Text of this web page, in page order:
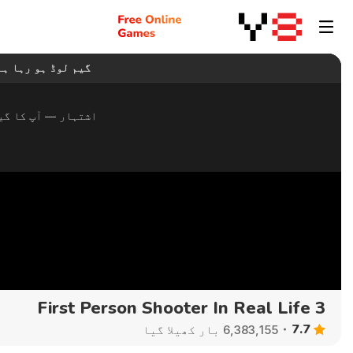
First Person Shooter In Real Life 3
7.7 6,383,155 بار کھیلا گیا